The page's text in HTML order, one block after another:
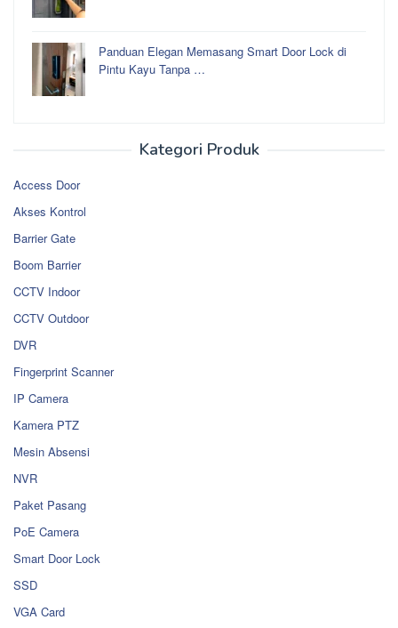
Panduan Elegan Memasang Smart Door Lock di
Pintu Kayu Tanpa …
Kategori Produk
Access Door
Akses Kontrol
Barrier Gate
Boom Barrier
CCTV Indoor
CCTV Outdoor
DVR
Fingerprint Scanner
IP Camera
Kamera PTZ
Mesin Absensi
NVR
Paket Pasang
PoE Camera
Smart Door Lock
SSD
VGA Card